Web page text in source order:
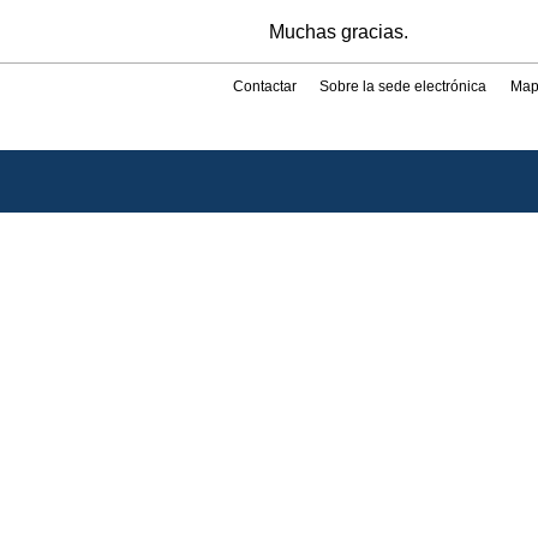
Muchas gracias.
Contactar Sobre la sede electrónica